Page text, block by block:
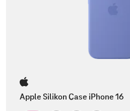
Apple Silikon Case iPhone 16